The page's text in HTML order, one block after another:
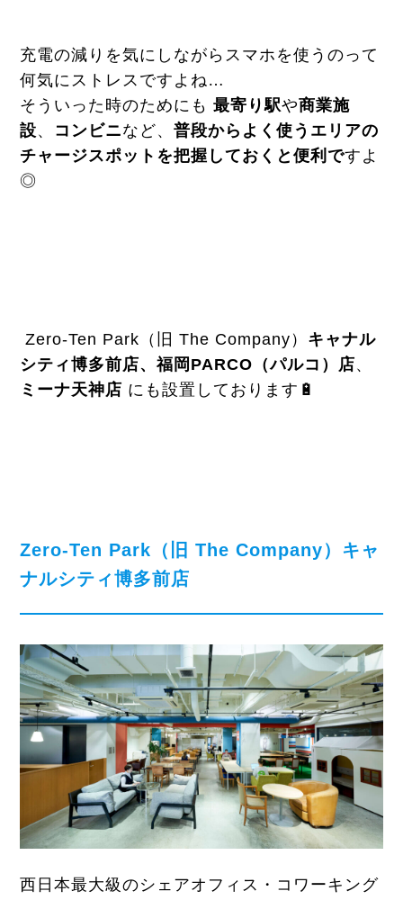
充電の減りを気にしながらスマホを使うのって
何気にストレスですよね…
そういった時のためにも最寄り駅や商業施
設、 コンビニなど、普段からよく使うエリアの
チャージスポットを把握しておくと便利ですよ
◎
Zero-Ten Park（旧 The Company） キャナル
シティ博多前店、福岡PARCO（パルコ）店、
ミーナ天神店 にも設置しております🔋
Zero-Ten Park（旧 The Company）キャ
ナルシティ博多前店
西日本最大級のシェアオフィス・コワーキング